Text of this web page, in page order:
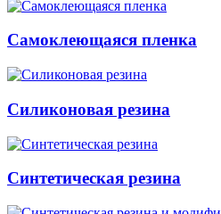
Самоклеющаяся пленка
Силиконовая резина
Синтетическая резина